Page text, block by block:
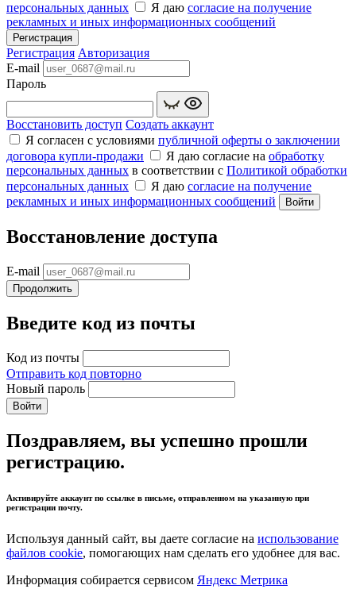
персональных данных
Я даю согласие на получение
рекламных и иных информационных сообщений
Регистрация
Регистрация Авторизация
E-mail
Пароль
Восстановить доступ Создать аккаунт
Я согласен с условиями публичной оферты о заключении
договора купли‑продажи
Я даю согласие на обработку
персональных данных в соответствии с Политикой обработки
персональных данных
Я даю согласие на получение
рекламных и иных информационных сообщений
Войти
Восстановление доступа
E-mail
Продолжить
Введите код из почты
Код из почты
Отправить код повторно
Новый пароль
Войти
Поздравляем, вы успешно прошли
регистрацию.
Активируйте аккаунт по ссылке в письме, отправленном на указанную при
регистрации почту.
Используя данный сайт, вы даете согласие на использование
файлов cookie, помогающих нам сделать его удобнее для вас.
Информация собирается сервисом Яндекс Метрика